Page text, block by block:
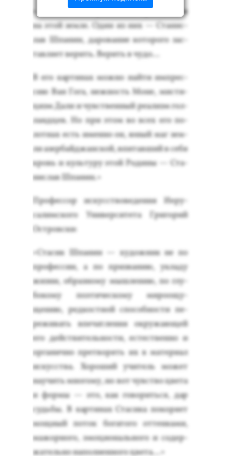
«…Юные ма­ги про­дол­жа­ют рож­дать­ся
на этой зем­ле. Один из них — Ста­нис­
лав Шпа­нин, да­рова­ние ко­торо­го зас­
тавля­ет ве­рить. Ве­рить в чу­до…
В его кар­ти­нах мож­но най­ти им­прес­
сию Ван Го­га, неж­ность Мо­не, мис­ти­
цизм Да­ли и чувс­твен­ный ре­ализм гол­
лан­дцев. Но при этом во всех его по­
лот­нах есть имен­но он, юный маг зем­
ли азер­бай­джан­ской, впи­тав­ший в се­бя
кровь и куль­ту­ру этой Ро­дины — Ста­
нис­лав Шпа­нин.»
Про­фес­сор ис­кусс­тво­веде­ния И­еру­
салим­ско­го Уни­вер­си­тета Гри­горий
Ос­тровски:
«Ста­сик Шпа­нин — ху­дож­ник не по
про­фес­сии, а по приз­ва­нию, ук­ла­ду
жиз­ни, об­разно­му мыш­ле­нию, по глу­
боко­му по­эти­чес­ко­му ми­ро­ощу­
щению, ред­кос­тной спо­соб­ности пе­
режи­вать впе­чат­ле­ния ок­ру­жа­ющей
его дей­стви­тель­нос­ти, ес­тес­твен­но и
ор­га­нич­но прет­во­рять их в ма­тери­ал
ис­кусс­тва. Хо­роший учи­тель мо­жет
на­учить мно­гому, но вот чувс­тво цве­та
и фор­мы — это, как го­ворить­ся, дар
судь­бы. В кар­ти­нах Ста­сика по­коря­ет
мощ­ный по­ток бо­гато­го от­тенка­ми,
ма­жор­но­го, эмо­ци­ональ­но­го и со­дер­
жа­тель­но на­пол­ненно­го цве­та…»